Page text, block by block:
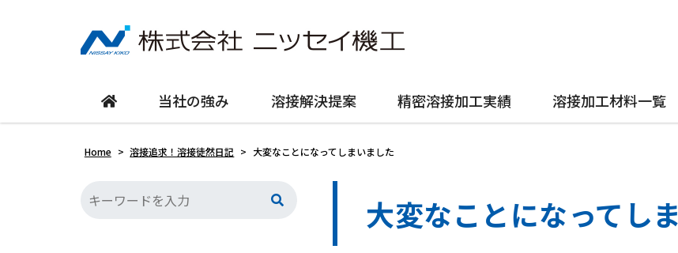
当社の強み 溶接解決提案 精密溶接加工実績 溶接加工材料一覧
Home > 溶接追求！溶接徒然日記 > 大変なことになってしまいました
大変なことになってし